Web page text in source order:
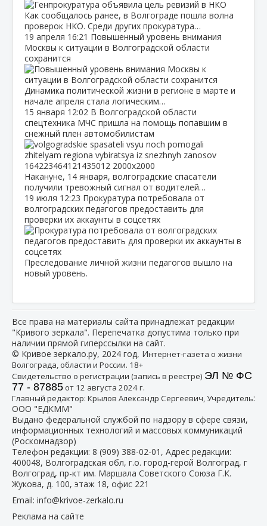
Как сообщалось ранее, в Волгограде пошла волна
проверок НКО. Среди других прокуратура…
19 апреля 16:21 Повышенный уровень внимания
Москвы к ситуации в Волгоградской области
сохранится
Динамика политической жизни в регионе в марте и
начале апреля стала логическим…
15 января 12:02 В Волгоградской области
спецтехника МЧС пришла на помощь попавшим в
снежный плен автомобилистам
Накануне, 14 января, волгоградские спасатели
получили тревожный сигнал от водителей…
19 июля 12:23 Прокуратура потребовала от
волгоградских педагогов предоставить для
проверки их аккаунты в соцсетях
Преследование личной жизни педагогов вышло на
новый уровень.
Все права на материалы сайта принадлежат редакции
"Кривого зеркала". Перепечатка допустима только при
наличии прямой гиперссылки на сайт.
© Кривое зеркало.ру, 2024 год, Интернет-газета о жизни
Волгограда, области и России. 18+
Свидетельство о регистрации (запись в реестре) ЭЛ № ФС
77 - 87885от 12 августа 2024 г.
Главный редактор: Крылов Александр Сергеевич, Учредитель:
ООО "ЕДКММ"
Выдано федеральной службой по надзору в сфере связи,
информационных технологий и массовых коммуникаций
(Роскомнадзор)
Телефон редакции: 8 (909) 388-02-01 , Адрес редакции:
400048, Волгоградская обл, г.о. город-герой Волгоград, г
Волгоград, пр-кт им. Маршала Советского Союза Г.К.
Жукова, д. 100, этаж 18, офис 221
Email: info@krivoe-zerkalo.ru
Реклама на сайте